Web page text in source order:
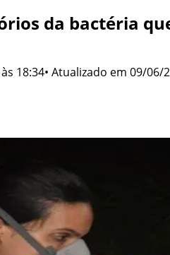
da bactéria
18:34• Atualizado em 09/06/